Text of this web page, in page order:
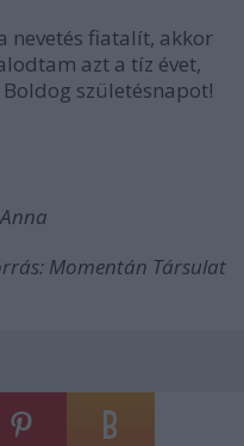
nevetés fiatalít, akkor
azt a tíz évet,
születésnapot!
Momentán Társulat